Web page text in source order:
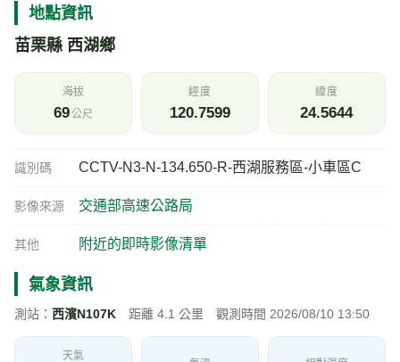
地點資訊
苗栗縣 西湖鄉
海拔
69公尺
經度
120.7599
緯度
24.5644
識別碼 CCTV-N3-N-134.650-R-西湖服務區-小車區C
影像來源 交通部高速公路局
其他 附近的即時影像清單
氣象資訊
測站： 西濱N107K 距離 4.1 公里 觀測時間 2026/08/10 13:50
天氣